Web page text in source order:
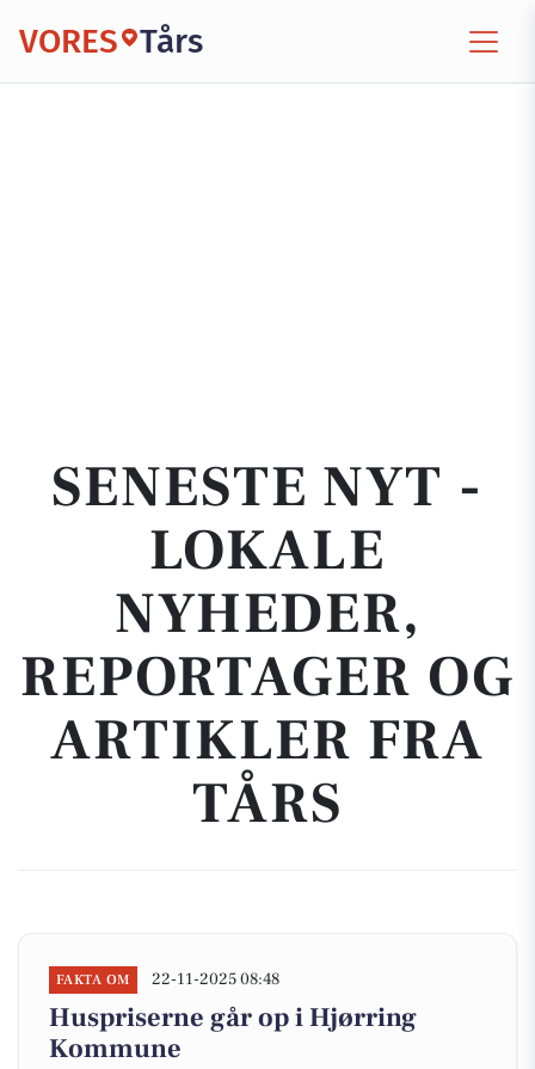
VORES Tårs
SENESTE NYT -
LOKALE
NYHEDER,
REPORTAGER OG
ARTIKLER FRA
TÅRS
FAKTA OM 22-11-2025 08:48
Huspriserne går op i Hjørring
Kommune